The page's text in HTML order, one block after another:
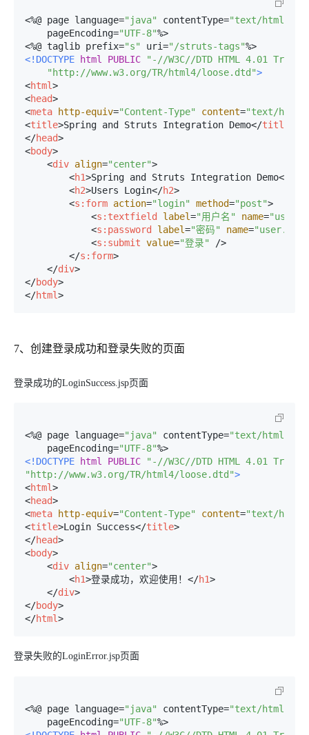
<%@ page language="java" contentType="text/html;
    pageEncoding=
"UTF-8"%>
<%@ taglib prefix="s" uri="/struts-tags"
<!DOCTYPE
html PUBLIC
"-//W3C//DTD HTML 4.01
"http://www.w3.org/TR/html4/loose.dtd">
<html>
<head>
<meta http-equiv="Content-Type" content="text/html;
<title>Spring and Struts Integration Demo</title
</head>
<body>
<div align="center">
<h1>Spring and Struts Integration Demo</
<h2>Users Login</h2>
<s:form action="login" method="post">
<s:textfield label="用户名" name=
<s:password label="密码" name=
<s:submit value="登录"
/>
</s:form>
</div>
</body>
</html>
7、创建登录成功和登录失败的页面
登录成功的LoginSuccess.jsp页面
<%@ page language="java" contentType="text/html;
    pageEncoding=
"UTF-8"
<!DOCTYPE
html PUBLIC
"-//W3C//DTD HTML 4.01
"http://www.w3.org/TR/html4/loose.dtd">
<html>
<head>
<meta http-equiv="Content-Type" content="text/html;
<title>Login Success</title>
</head>
<body>
<div align="center">
<h1>登录成功，欢迎使用！ </h1>
</div>
</body>
</html>
登录失败的LoginError.jsp页面
<%@ page language="java" contentType="text/html;
    pageEncoding=
"UTF-8"